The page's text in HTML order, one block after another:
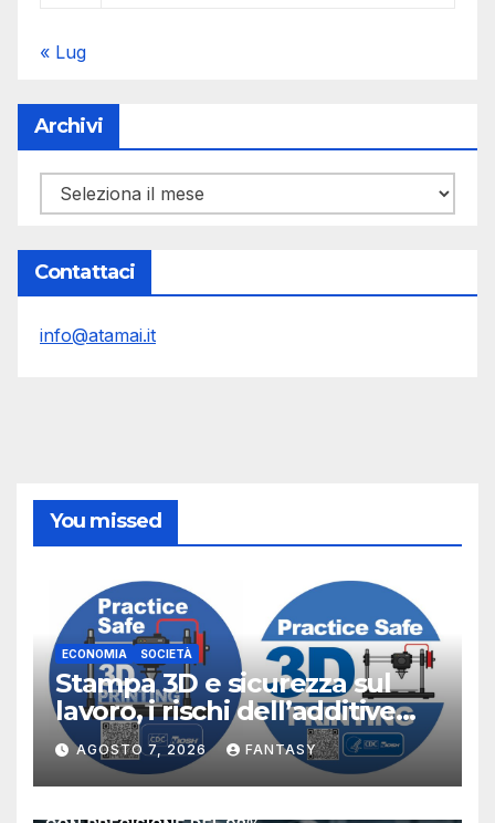
« Lug
Archivi
Archivi
Contattaci
info@atamai.it
You missed
ECONOMIA SOCIETÀ
Stampa 3D e sicurezza sul
lavoro, i rischi dell’additive
manufacturing secondo
NIOSH
AGOSTO 7, 2026 FANTASY